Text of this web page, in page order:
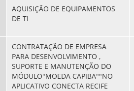
AQUISIÇÃO DE EQUIPAMENTOS
DE TI
CONTRATAÇÃO DE EMPRESA
PARA DESENVOLVIMENTO ,
SUPORTE E MANUTENÇÃO DO
MÓDULO"MOEDA CAPIBA""NO
APLICATIVO CONECTA RECIFE